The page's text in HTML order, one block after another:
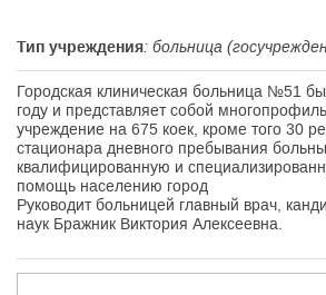
Тип учреждения: больница
Городская клиническая больница №51
году и представляет собой
учреждение на 675 коек, кроме того 30
стационара дневного пребывания
квалифицированную и
помощь населению город
Руководит больницей главный врач,
наук Бражник Виктория Алексеевна.